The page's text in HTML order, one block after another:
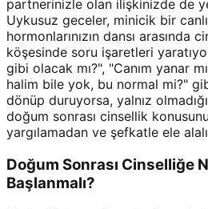
partnerinizle olan ilişkinizde de
Uykusuz geceler, minicik bir
hormonlarınızın dansı arasında
köşesinde soru işaretleri
gibi olacak mı?", "Canım yanar
halim bile yok, bu normal mi?"
dönüp duruyorsa, yalnız
doğum sonrası cinsellik
yargılamadan ve şefkatle ele
Doğum Sonrası Cinselliğe
Başlanmalı?